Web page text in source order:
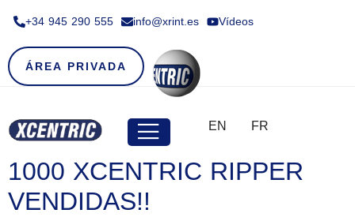
+34 945 290 555​ info@xrint.es Vídeos
ÁREA PRIVADA
EN FR
1000 XCENTRIC RIPPER
VENDIDAS!!